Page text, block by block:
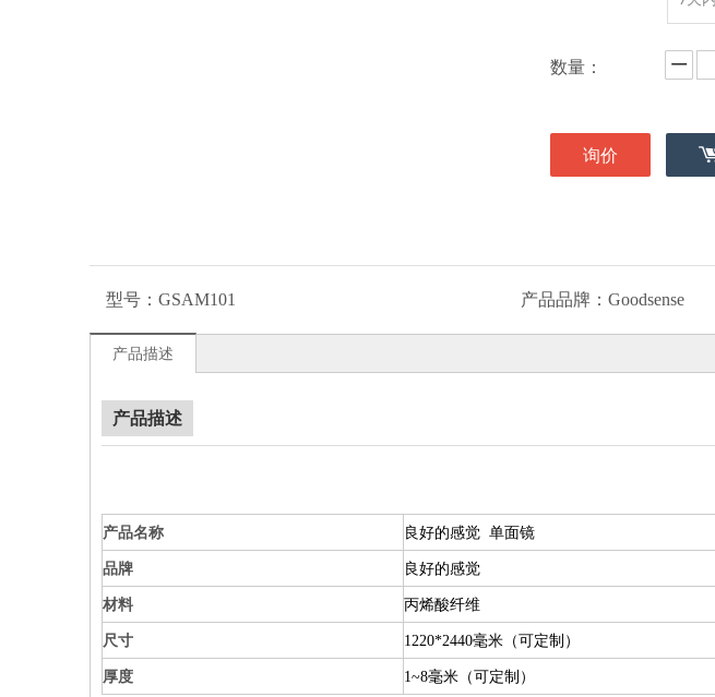
数量：
询价
型号： GSAM101 产品品牌： Goodsense
产品描述
产品描述
产品名称 良好的感觉 单面镜
品牌 良好的感觉
材料 丙烯酸纤维
尺寸 1220*2440毫米（可定制）
厚度 1~8毫米（可定制）